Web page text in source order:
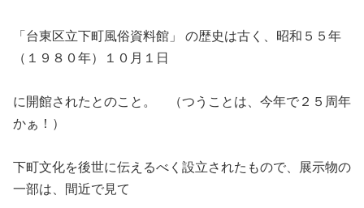
「台東区立下町風俗資料館」 の歴史は古く、昭和５５年
（１９８０年）１０月１日
に開館されたとのこと。 （つうことは、今年で２５周年
かぁ！）
下町文化を後世に伝えるべく設立されたもので、展示物の
一部は、間近で見て